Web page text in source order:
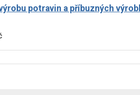
potravin a příbuzných